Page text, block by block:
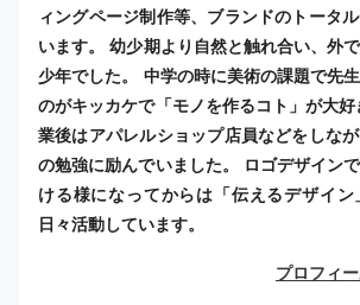
ィングページ制作等、ブランドのトータ
います。 幼少期より自然と触れ合い、外
少年でした。 中学の時に美術の課題で先
のがキッカケで「モノを作るコト」が大
業後はアパレルショップ店員などをしな
の勉強に励んでいました。 ロゴデザイン
ける様になってからは「伝えるデザイ
日々活動しています。
プロフィ